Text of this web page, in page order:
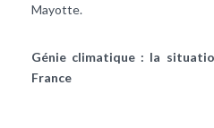
Mayotte.
Génie climatique : la
France